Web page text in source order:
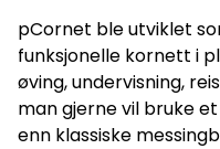
pCornet ble utviklet
funksjonelle kornett i
øving, undervisning,
man gjerne vil bruke
enn klassiske